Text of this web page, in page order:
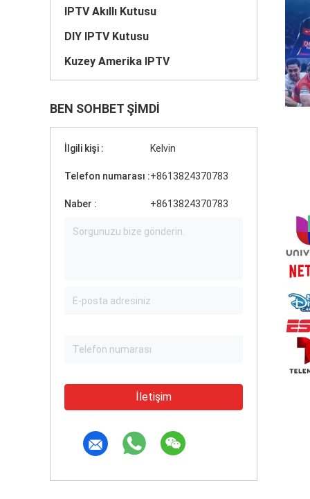
IPTV Akıllı Kutusu
DIY IPTV Kutusu
Kuzey Amerika IPTV
BEN SOHBET ŞIMDI
İlgili kişi : Kelvin
Telefon numarası :+8613824370783
Naber : +8613824370783
İletişim